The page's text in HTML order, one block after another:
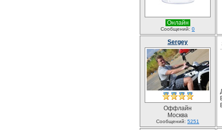
Онлайн
Сообщений: 0
Sergey
Оффлайн
Москва
Сообщений: 5251